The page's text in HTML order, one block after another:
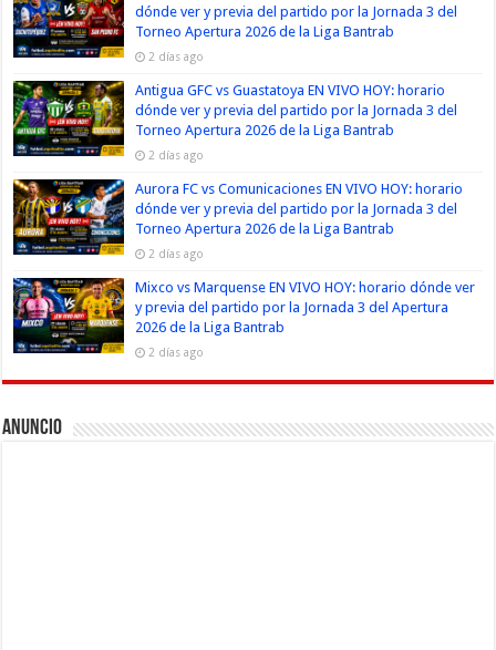
dónde ver y previa del partido por la Jornada 3 del
Torneo Apertura 2026 de la Liga Bantrab
2 días ago
Antigua GFC vs Guastatoya EN VIVO HOY: horario
dónde ver y previa del partido por la Jornada 3 del
Torneo Apertura 2026 de la Liga Bantrab
2 días ago
Aurora FC vs Comunicaciones EN VIVO HOY: horario
dónde ver y previa del partido por la Jornada 3 del
Torneo Apertura 2026 de la Liga Bantrab
2 días ago
Mixco vs Marquense EN VIVO HOY: horario dónde ver
y previa del partido por la Jornada 3 del Apertura
2026 de la Liga Bantrab
2 días ago
Anuncio